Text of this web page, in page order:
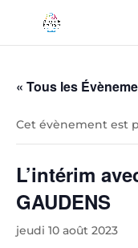
« Tous les
Cet évènement est
L’intérim
GAUDENS
jeudi 10 août 2023